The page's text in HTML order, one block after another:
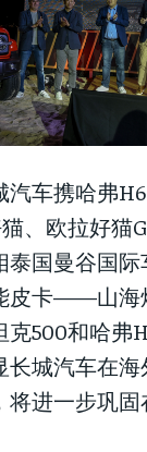
车携哈弗H6
、欧拉好猫
泰国曼谷国
皮卡——山海
克500和哈弗
长城汽车在
将进一步巩